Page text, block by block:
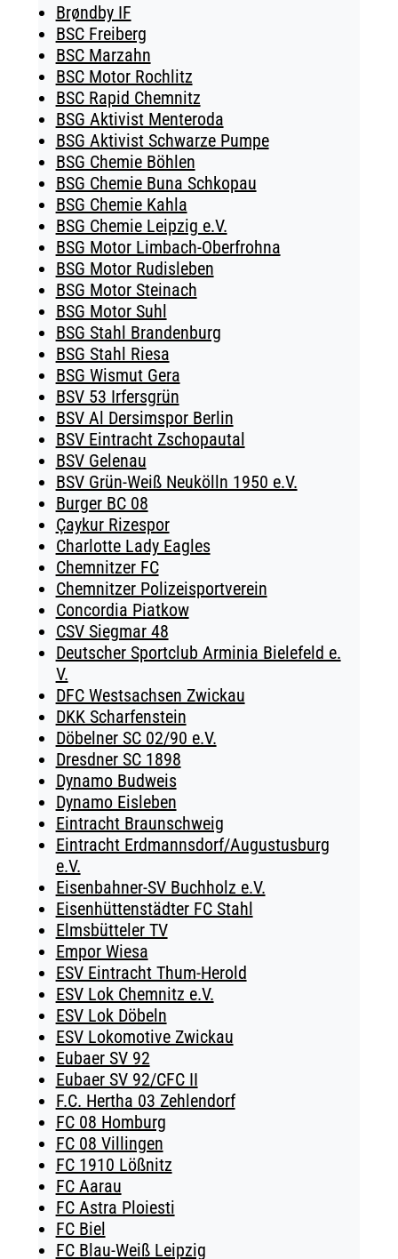
Brøndby IF
BSC Freiberg
BSC Marzahn
BSC Motor Rochlitz
BSC Rapid Chemnitz
BSG Aktivist Menteroda
BSG Aktivist Schwarze Pumpe
BSG Chemie Böhlen
BSG Chemie Buna Schkopau
BSG Chemie Kahla
BSG Chemie Leipzig e.V.
BSG Motor Limbach-Oberfrohna
BSG Motor Rudisleben
BSG Motor Steinach
BSG Motor Suhl
BSG Stahl Brandenburg
BSG Stahl Riesa
BSG Wismut Gera
BSV 53 Irfersgrün
BSV Al Dersimspor Berlin
BSV Eintracht Zschopautal
BSV Gelenau
BSV Grün-Weiß Neukölln 1950 e.V.
Burger BC 08
Çaykur Rizespor
Charlotte Lady Eagles
Chemnitzer FC
Chemnitzer Polizeisportverein
Concordia Piatkow
CSV Siegmar 48
Deutscher Sportclub Arminia Bielefeld e.
V.
DFC Westsachsen Zwickau
DKK Scharfenstein
Döbelner SC 02/90 e.V.
Dresdner SC 1898
Dynamo Budweis
Dynamo Eisleben
Eintracht Braunschweig
Eintracht Erdmannsdorf/Augustusburg
e.V.
Eisenbahner-SV Buchholz e.V.
Eisenhüttenstädter FC Stahl
Elmsbütteler TV
Empor Wiesa
ESV Eintracht Thum-Herold
ESV Lok Chemnitz e.V.
ESV Lok Döbeln
ESV Lokomotive Zwickau
Eubaer SV 92
Eubaer SV 92/CFC II
F.C. Hertha 03 Zehlendorf
FC 08 Homburg
FC 08 Villingen
FC 1910 Lößnitz
FC Aarau
FC Astra Ploiesti
FC Biel
FC Blau-Weiß Leipzig